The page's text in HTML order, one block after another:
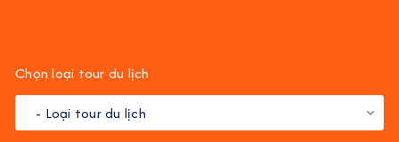
Chọn loại tour du lịch